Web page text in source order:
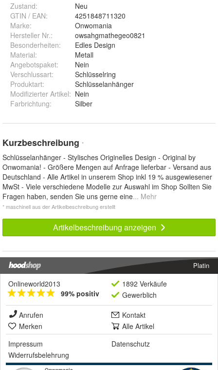
Zustand:
Neu
GTIN / EAN:
4251848711320
Marke:
Onwomania
Hersteller Nr.:
owsahgmathegeo0821
Besonderheiten:
Edles Design
Material:
Metall
Angebotspaket:
Nein
Verschlussart:
Schlüsselring
Produktart:
Schlüsselanhänger
Modifizierter Artikel: Nein
Farbrichtung: Silber
Kurzbeschreibung *
Schlüsselanhänger - Stylisches Originelles Design - Original by
Onwomania! - Größere Mengen auf Anfrage lieferbar - Versand aus
Deutschland - Alle Artikel in unserem Shop inkl 19 % ausgewiesener
MwSt - Viele verschiedene Modelle zur Auswahl im Shop Sollten Sie
Fragen haben, senden Sie uns gerne eine... Mehr
* maschinell aus der Artikelbeschreibung erstellt
Artikelbeschreibung anzeigen
Platin
Onlineworld2013
99% positiv
1892 Verkäufe
Gewerblich
Anrufen
Kontakt
Merken
Alle Artikel
Impressum
Datenschutz
Widerrufsbelehrung